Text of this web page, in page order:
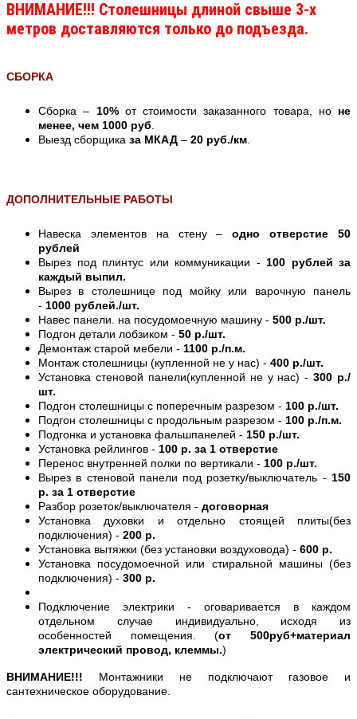
ВНИМАНИЕ!!! Столешницы длиной свыше 3-х
метров доставляются только до подъезда.
СБОРКА
Сборка – 10%от стоимости заказанного товара, но не
менее, чем 1000 руб
Выезд сборщика за МКАД – 20 руб./км
ДОПОЛНИТЕЛЬНЫЕ РАБОТЫ
Навеска элементов на стену –одно отверстие 50
рублей
Вырез под плинтус или коммуникации - 100 рублей за
каждый выпил.
Вырез в столешнице под мойку или варочную панель
- 1000 рублей./шт.
Навес панели. на посудомоечную машину - 500 р./шт.
Подгон детали лобзиком - 50 р./шт.
Демонтаж старой мебели - 1100 р./п.м.
Монтаж столешницы (купленной не у нас) - 400 р./шт.
Установка стеновой панели(купленной не у нас) -300 р./
шт.
Подгон столешницы с поперечным разрезом - 100 р./шт.
Подгон столешницы с продольным разрезом - 100 р./п.м.
Подгонка и установка фальшпанелей - 150 р./шт.
Установка рейлингов - 100 р. за 1 отверстие
Перенос внутренней полки по вертикали - 100 р./шт.
Вырез в стеновой панели под розетку/выключатель - 150
р. за 1 отверстие
Разбор розеток/выключателя - договорная
Установка духовки и отдельно стоящей плиты(без
подключения) - 200 р.
Установка вытяжки (без установки воздуховода) - 600 р.
Установка посудомоечной или стиральной машины (без
подключения) - 300 р.
Подключение электрики - оговаривается в каждом
отдельном случае индивидуально, исходя из
особенностей помещения. (от 500руб+материал
электрический провод, клеммы.)
ВНИМАНИЕ!!! Монтажники не подключают газовое и
сантехническое оборудование.